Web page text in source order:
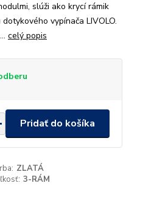
slúži ako krycí rámik
vypínača LIVOLO.
celý popis
Pridať do košíka
ZLATÁ
3-RÁM